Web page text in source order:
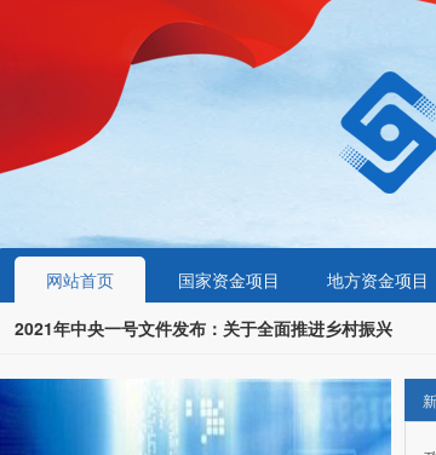
网站首页 国家资金项目 地方资金项目
2021年中央一号文件发布：关于全面推进乡村振兴